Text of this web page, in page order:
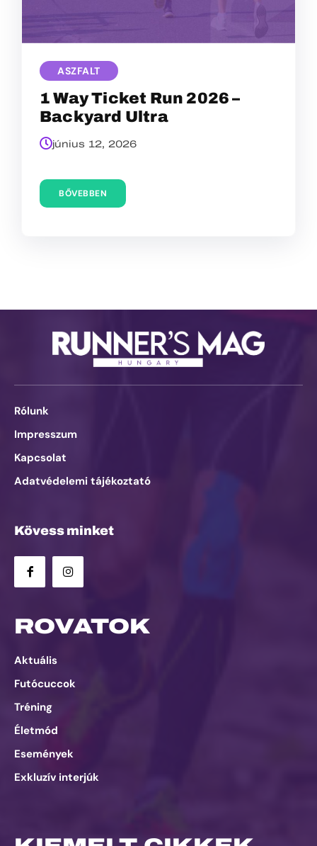
ASZFALT
1 Way Ticket Run 2026 –
Backyard Ultra
június 12, 2026
BŐVEBBEN
Rólunk
Impresszum
Kapcsolat
Adatvédelemi tájékoztató
Kövess minket
ROVATOK
Aktuális
Futócuccok
Tréning
Életmód
Események
Exkluzív interjúk